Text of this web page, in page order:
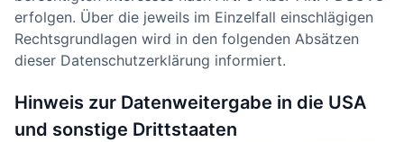
erfolgen. Über die jeweils im Einzelfall einschlägigen
Rechtsgrundlagen wird in den folgenden Absätzen
dieser Datenschutzerklärung informiert.
Hinweis zur Datenweitergabe in die USA
und sonstige Drittstaaten